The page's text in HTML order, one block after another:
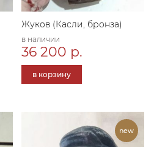
Жуков (Касли, бронза)
в наличии
36 200 р.
в корзину